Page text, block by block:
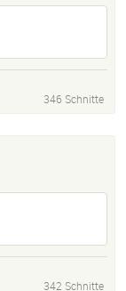
346 Schnitte
342 Schnitte